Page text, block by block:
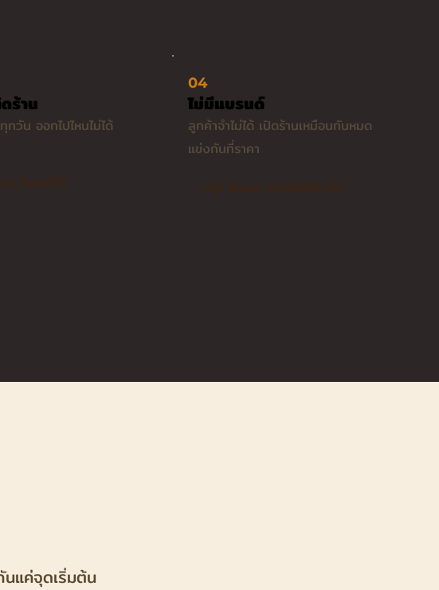
ร้าน
กวัน ออกไปไหนไม่ได้
04
ไม่มีแบรนด์
ลูกค้าจำไม่ได้ เปิดร้านเหมือนกันหมด
แข่งกันที่ราคา
แค่จุดเริ่มต้น